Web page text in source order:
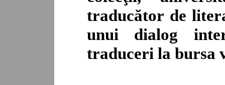
traducător de
unui dialog
traduceri la bursa